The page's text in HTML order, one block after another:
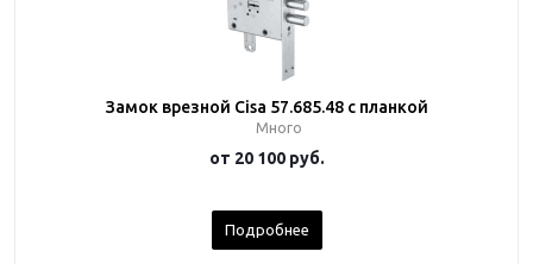
Замок врезной Cisa 57.685.48 с планкой
Много
от 20 100 руб.
Подробнее